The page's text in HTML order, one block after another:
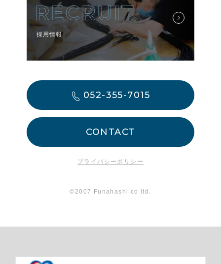
採用情報
052-355-7015
CONTACT
プライバシーポリシー
©2007 Funahashi co ltd.